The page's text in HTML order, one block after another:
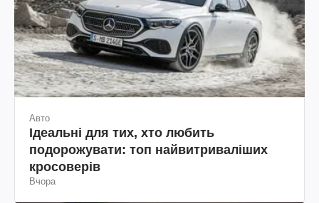
Авто
Ідеальні для тих, хто любить
подорожувати: топ найвитриваліших
кросоверів
Вчора